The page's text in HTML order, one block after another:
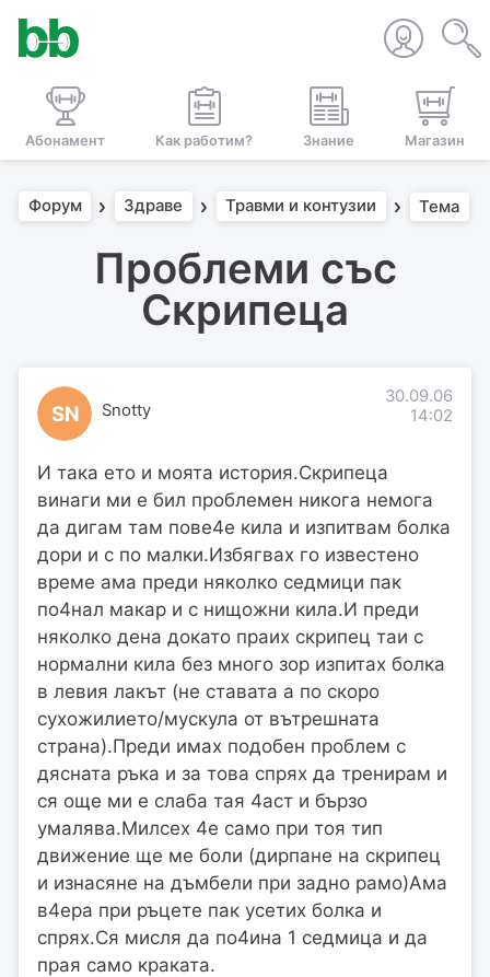
Абонамент Как работим? Знание Магазин
Форум Здраве Травми и контузии Тема
Проблеми със
Скрипеца
SN Snotty
30.09.06
14:02
И така ето и моята история.Скрипеца
винаги ми е бил проблемен никога немога
да дигам там пове4е кила и изпитвам болка
дори и с по малки.Избягвах го известено
време ама преди няколко седмици пак
по4нал макар и с нищожни кила.И преди
няколко дена докато праих скрипец таи с
нормални кила без много зор изпитах болка
в левия лакът (не ставата а по скоро
сухожилието/мускула от вътрешната
страна).Преди имах подобен проблем с
дясната ръка и за това спрях да тренирам и
ся още ми е слаба тая 4аст и бързо
умалява.Милсех 4е само при тоя тип
движение ще ме боли (дирпане на скрипец
и изнасяне на дъмбели при задно рамо)Ама
в4ера при ръцете пак усетих болка и
спрях.Ся мисля да по4ина 1 седмица и да
прая само краката.